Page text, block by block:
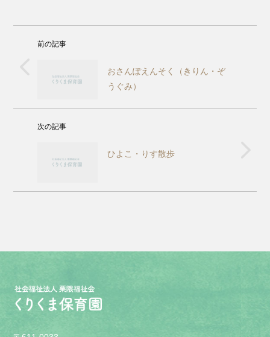
前の記事
おさんぽえんそく（きりん・ぞ
うぐみ）
次の記事
ひよこ・りす散歩